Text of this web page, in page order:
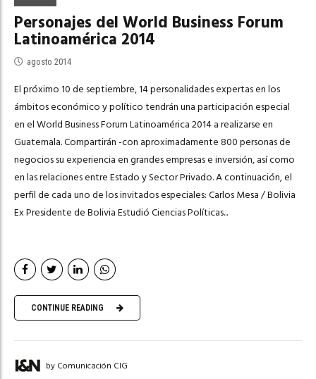
Personajes del World Business Forum
Latinoamérica 2014
agosto 2014
El próximo 10 de septiembre, 14 personalidades expertas en los
ámbitos económico y político tendrán una participación especial
en el World Business Forum Latinoamérica 2014 a realizarse en
Guatemala. Compartirán -con aproximadamente 800 personas de
negocios su experiencia en grandes empresas e inversión, así como
en las relaciones entre Estado y Sector Privado. A continuación, el
perfil de cada uno de los invitados especiales: Carlos Mesa / Bolivia
Ex Presidente de Bolivia Estudió Ciencias Políticas...
CONTINUE READING
by Comunicación CIG